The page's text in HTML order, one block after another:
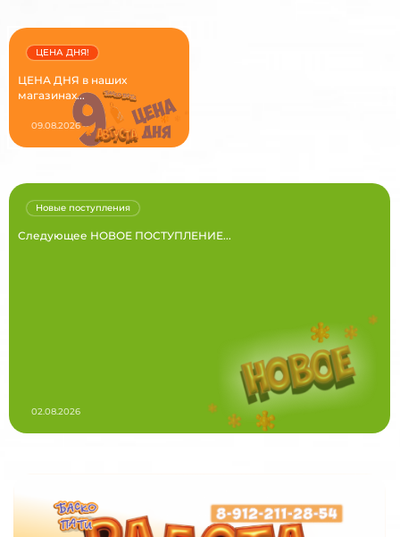
ЦЕНА ДНЯ в наших
магазинах...
ЦЕНА ДНЯ!
09.08.2026
Следующее НОВОЕ ПОСТУПЛЕНИЕ...
Новые поступления
02.08.2026